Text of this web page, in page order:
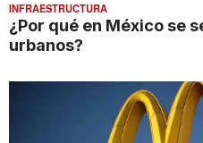
INFRAESTRUCTURA
¿Por qué en México se
urbanos?